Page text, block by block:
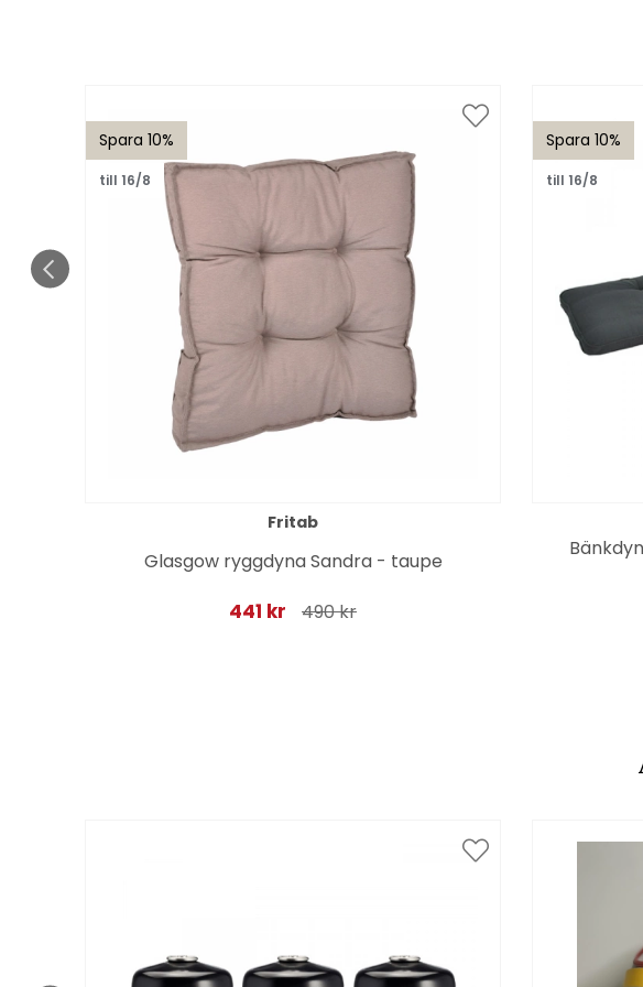
Spara 10%
till 16/8
Fritab
Glasgow ryggdyna Sandra - taupe
441 kr 490 kr
Spara 10%
till 16/8